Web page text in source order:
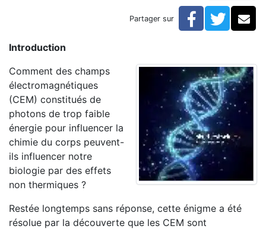
Mécanisme épigénétique de l'électrohypersensibilité
Partager sur Facebook
Introduction
Comment des champs
électromagnétiques
(CEM) constitués de
photons de trop faible
énergie pour influencer la
chimie du corps peuvent-
ils influencer notre
biologie par des effets
non thermiques ?
Restée longtemps sans réponse, cette énigme a été
résolue par la découverte que les CEM sont